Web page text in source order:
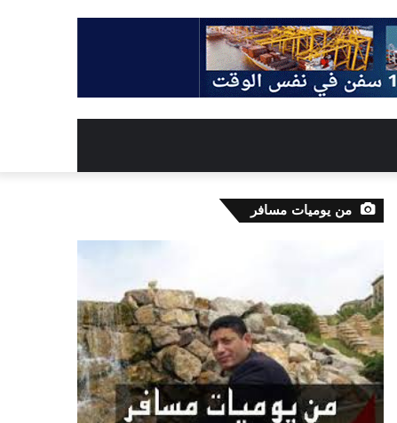
من يوميات مسافر